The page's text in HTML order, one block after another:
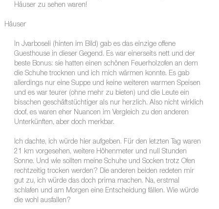
Häuser zu sehen waren!
Häuser
In Jvarboseli (hinten im Bild) gab es das einzige offene
Guesthouse in dieser Gegend. Es war einerseits nett und der
beste Bonus: sie hatten einen schönen Feuerholzofen an dem
die Schuhe trocknen und ich mich wärmen konnte. Es gab
allerdings nur eine Suppe und keine weiteren warmen Speisen
und es war teurer (ohne mehr zu bieten) und die Leute ein
bisschen geschäftstüchtiger als nur herzlich. Also nicht wirklich
doof, es waren eher Nuancen im Vergleich zu den anderen
Unterkünften, aber doch merkbar.
Ich dachte, ich würde hier aufgeben. Für den letzten Tag waren
21 km vorgesehen, weitere Höhenmeter und null Stunden
Sonne. Und wie sollten meine Schuhe und Socken trotz Ofen
rechtzeitig trocken werden? Die anderen beiden redeten mir
gut zu, ich würde das doch prima machen. Na, erstmal
schlafen und am Morgen eine Entscheidung fällen. Wie würde
die wohl ausfallen?